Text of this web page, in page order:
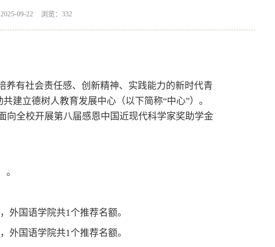
09-22 浏览：332
养有社会责任感、创新精神、实践能力的新时代青
建立德树人教育发展中心（以下简称“中心”）。
向全校开展第八届感恩中国近现代科学家奖助学金
外国语学院共1个推荐名额。
外国语学院共1个推荐名额。